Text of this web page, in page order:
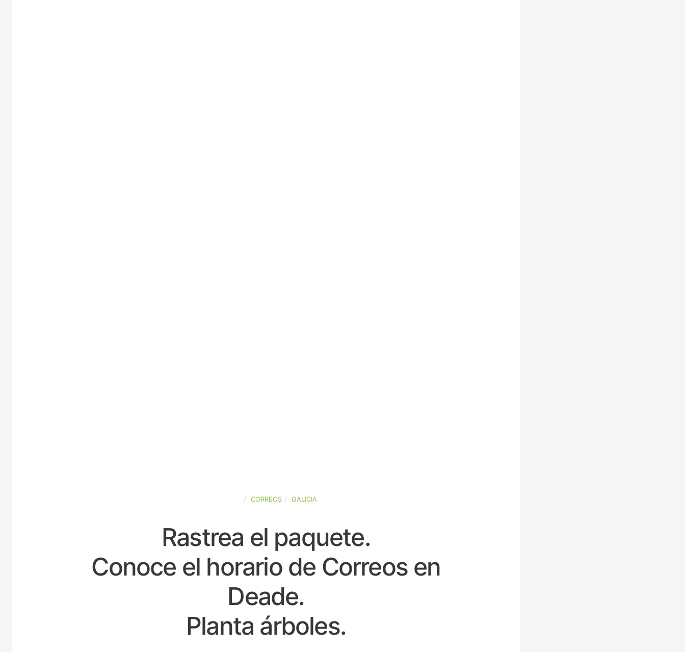
CORREOS GALICIA
Rastrea el paquete.
Conoce el horario de Correos en
Deade.
Planta árboles.